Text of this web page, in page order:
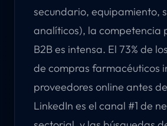
secundario, equipamiento,
analíticos), la competencia
B2B es intensa. El 73% de
de compras farmacéuticos
proveedores online antes
LinkedIn es el canal #1 de